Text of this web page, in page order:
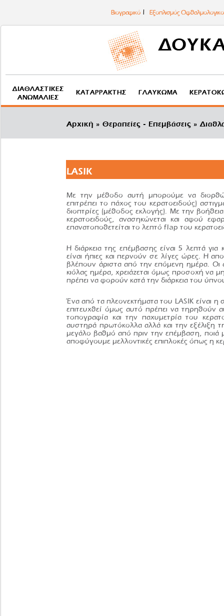
Βιογραφικό Εξοπλισμός
ΔΙΑΘΛΑΣΤΙΚΈΣ
ΑΝΩΜΑΛΊΕΣ
ΚΑΤΑΡΡΆΚΤΗΣ ΓΛΑΎΚΩΜΑ
Αρχική Θεραπείες - Επεμβάσεις
LASIK
Με την μέθοδο αυτή μπορούμε να
επιτρέπει το πάχος του κερατοειδούς)
διοπτρίες (μέθοδος εκλογής). Με την
κερατοειδούς, ανασηκώνεται και αφού
επανατοποθετείται το λεπτό flap του
Η διάρκεια της επέμβασης είναι 5 λεπτά
είναι ήπιες και περνούν σε λίγες ώρες. Η
βλέπουν άριστα από την επόμενη ημέρα.
κιόλας ημέρα, χρειάζεται όμως προσοχή να
πρέπει να φορούν κατά την διάρκεια του
Ένα από τα πλεονεκτήματα του LASIK είναι
επιτευχθεί όμως αυτό πρέπει να
τοπογραφία και την παχυμετρία του
αυστηρά πρωτόκολλα αλλά και την εξέλιξη
μεγάλο βαθμό από πριν την επέμβαση, ποιά
αποφύγουμε μελλοντικές επιπλοκές όπως η